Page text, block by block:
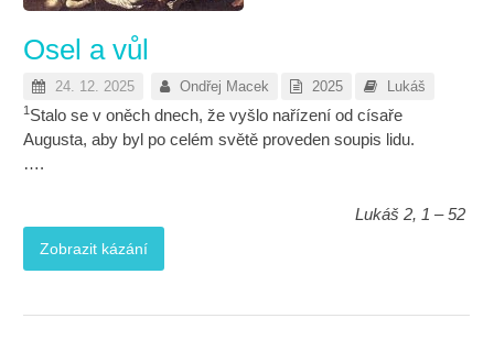
Osel a vůl
24. 12. 2025 Ondřej Macek 2025 Lukáš
1 Stalo se v oněch dnech, že vyšlo nařízení od císaře
Augusta, aby byl po celém světě proveden soupis lidu.
….
Lukáš 2, 1 – 52
Zobrazit kázání